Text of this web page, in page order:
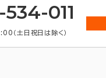
011
（土日祝日は除く）